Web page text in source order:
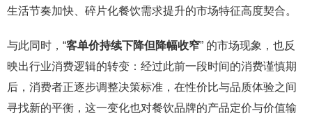
生活节奏加快、碎片化餐饮需求提升的市场特征高度契合。
与此同时，“客单价持续下降但降幅收窄” 的市场现象，也反
映出行业消费逻辑的转变：经过此前一段时间的消费谨慎期
后，消费者正逐步调整决策标准，在性价比与品质体验之间
寻找新的平衡，这一变化也对餐饮品牌的产品定价与价值输